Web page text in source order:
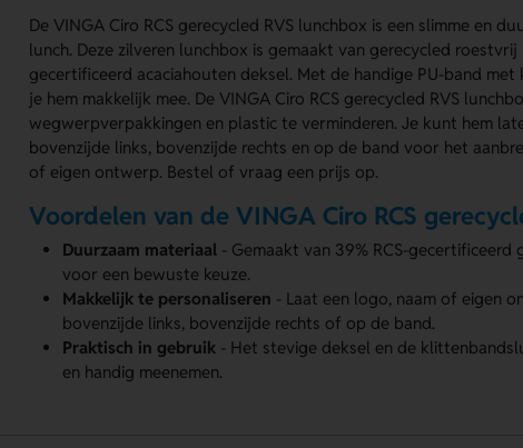
De VINGA Ciro RCS gerecycled RVS lunchbox is een slimme en
lunch. Deze zilveren lunchbox is gemaakt van gerecycled
gecertificeerd acaciahouten deksel. Met de handige PU-band
je hem makkelijk mee. De VINGA Ciro RCS gerecycled RVS
wegwerpverpakkingen en plastic te verminderen. Je kunt hem
bovenzijde links, bovenzijde rechts en op de band voor het
of eigen ontwerp. Bestel of vraag een prijs op.
Voordelen van de VINGA Ciro RCS
Duurzaam materiaal - Gemaakt van 39% RCS-
voor een bewuste keuze.
Makkelijk te personaliseren - Laat een logo, naam of eigen
bovenzijde links, bovenzijde rechts of op de band.
Praktisch in gebruik - Het stevige deksel en de
en handig meenemen.